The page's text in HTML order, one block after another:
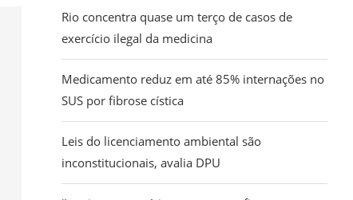
Rio concentra quase um terço de casos de
exercício ilegal da medicina
Medicamento reduz em até 85% internações no
SUS por fibrose cística
Leis do licenciamento ambiental são
inconstitucionais, avalia DPU